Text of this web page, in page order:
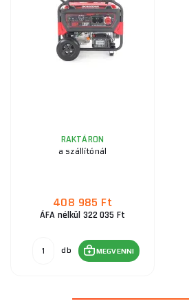
RAKTÁRON
a szállítónál
408 985 Ft
ÁFA nélkül 322 035 Ft
db MEGVENNI